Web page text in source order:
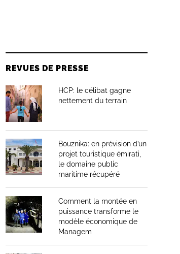
REVUES DE PRESSE
HCP: le célibat gagne
nettement du terrain
Bouznika: en prévision d’un
projet touristique émirati,
le domaine public
maritime récupéré
Comment la montée en
puissance transforme le
modèle économique de
Managem